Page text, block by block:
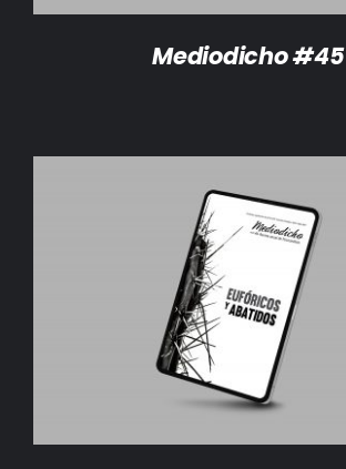
Mediodicho #45
AÑADIR AL CARRITO /